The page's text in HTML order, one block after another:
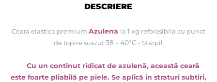
DESCRIERE
Ceara elastica premium Azulena la 1 kg refolosibila cu punct
de topire scazut38 - 40°C - Starpil
Cu un continut ridicat de azulenă, această ceară
este foarte pliabilă pe piele. Se aplică in straturi subtiri,